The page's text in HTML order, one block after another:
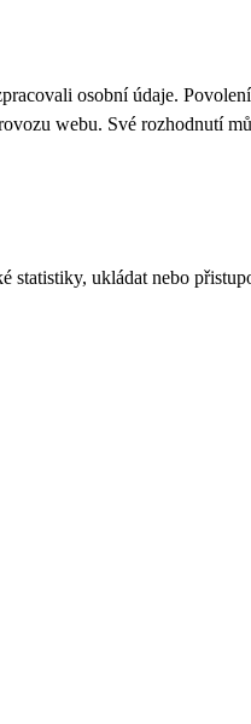
osobní údaje.
webu. Své rozhodnutí
ukládat nebo